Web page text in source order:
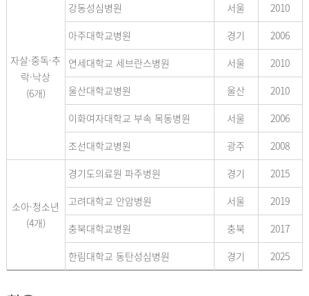
자살·중독·추
락·낙상
(6개)
강동성심병원 서울
2010
아주대학교병원
경기
2006
연세대학교 세브란스병원
서울
2010
울산대학교병원
울산
2010
이화여자대학교 부속 목동병원
서울
2006
조선대학교병원
광주 2008
소아·청소년
(4개)
경기도의료원 파주병원 경기
2015
고려대학교 안암병원
서울
2019
충북대학교병원
충북
2017
한림대학교 동탄성심병원
경기 2025